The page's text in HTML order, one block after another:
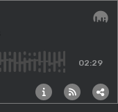
02:29